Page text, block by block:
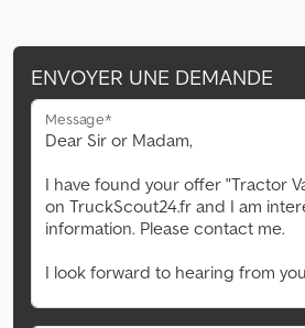
ENVOYER UNE DEMANDE
Message*